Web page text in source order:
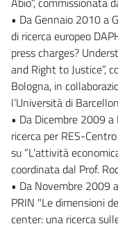
• Da Gennaio 2010 a
di ricerca europeo
press charges?
and Right to Justice”,
Bologna, in
l’Università di
• Da Dicembre 2009
ricerca per RES-
su “L’attività
coordinata dal Prof.
• Da Novembre 2009
PRIN "Le dimensioni
center: una ricerca